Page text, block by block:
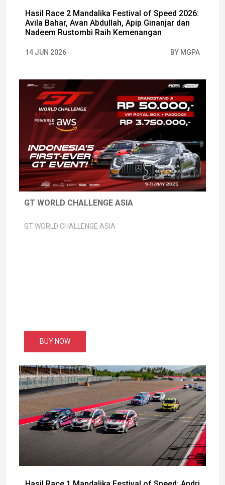
Hasil Race 2 Mandalika Festival of Speed 2026:
Avila Bahar, Avan Abdullah, Apip Ginanjar dan
Nadeem Rustombi Raih Kemenangan
14 JUN 2026 BY MGPA
GT WORLD CHALLENGE ASIA
GT WORLD CHALLENGE ASIA
BUY NOW